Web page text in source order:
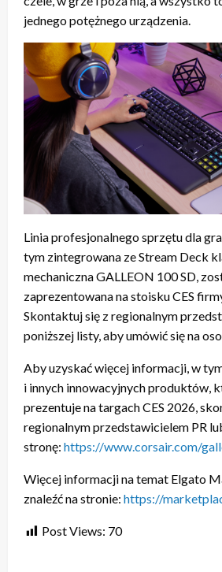
jednego potężnego urządzenia.
Linia profesjonalnego sprzętu dla
tym zintegrowana ze Stream Deck
mechaniczna GALLEON 100 SD,
zaprezentowana na stoisku CES
Skontaktuj się z regionalnym
poniższej listy, aby umówić się na
Aby uzyskać więcej informacji, w
i innych innowacyjnych produktów,
prezentuje na targach CES 2026,
regionalnym przedstawicielem PR
stronę: https://www.corsair.com/
Więcej informacji na temat Elgato
znaleźć na stronie: https://
Post Views: 70